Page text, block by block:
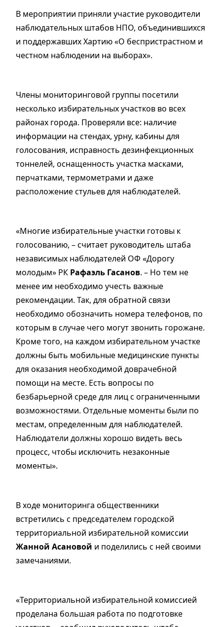
В мероприятии приняли участие руководители
наблюдательных штабов НПО, объединившихся
и поддержавших Хартию «О беспристрастном и
честном наблюдении на выборах».
Члены мониторинговой группы посетили
несколько избирательных участков во всех
районах города. Проверяли все: наличие
информации на стендах, урну, кабины для
голосования, исправность дезинфекционных
тоннелей, оснащенность участка масками,
перчатками, термометрами и даже
расположение стульев для наблюдателей.
«Многие избирательные участки готовы к
голосованию, – считает руководитель штаба
независимых наблюдателей ОФ «Дорогу
молодым» РК Рафаэль Гасанов. – Но тем не
менее им необходимо учесть важные
рекомендации. Так, для обратной связи
необходимо обозначить номера телефонов, по
которым в случае чего могут звонить горожане.
Кроме того, на каждом избирательном участке
должны быть мобильные медицинские пункты
для оказания необходимой доврачебной
помощи на месте. Есть вопросы по
безбарьерной среде для лиц с ограниченными
возможностями. Отдельные моменты были по
местам, определенным для наблюдателей.
Наблюдатели должны хорошо видеть весь
процесс, чтобы исключить незаконные
моменты».
В ходе мониторинга общественники
встретились с председателем городской
территориальной избирательной комиссии
Жанной Асановой и поделились с ней своими
замечаниями.
«Территориальной избирательной комиссией
проделана большая работа по подготовке